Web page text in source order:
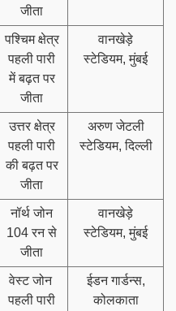
जीता
पश्चिम क्षेत्र
पहली पारी
में बढ़त पर
जीता
वानखेड़े
स्टेडियम, मुंबई
उत्तर क्षेत्र
पहली पारी
की बढ़त पर
जीता
अरुण जेटली
स्टेडियम, दिल्ली
नॉर्थ जोन
104 रन से
जीता
वानखेड़े
स्टेडियम, मुंबई
वेस्ट जोन
पहली पारी
ईडन गार्डन्स,
कोलकाता